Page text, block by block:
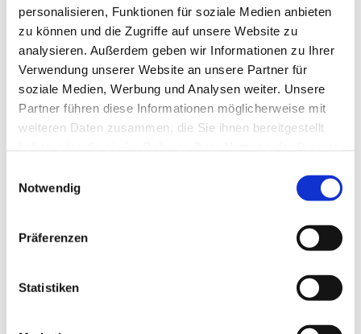
personalisieren, Funktionen für soziale Medien anbieten
zu können und die Zugriffe auf unsere Website zu
analysieren. Außerdem geben wir Informationen zu Ihrer
Verwendung unserer Website an unsere Partner für
soziale Medien, Werbung und Analysen weiter. Unsere
Partner führen diese Informationen möglicherweise mit
weiteren Daten zusammen, die Sie ihnen bereitgestellt
Notwendig
Präferenzen
Statistiken